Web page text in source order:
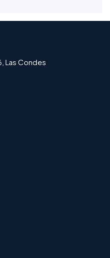
Las Condes